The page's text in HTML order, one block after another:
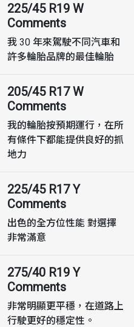
225/45 R19 W
Comments
我 30 年來駕駛不同汽車和
許多輪胎品牌的最佳輪胎
205/45 R17 W
Comments
我的輪胎按預期運行，在所
有條件下都能提供良好的抓
地力
225/45 R17 Y
Comments
出色的全方位性能 對選擇
非常滿意
275/40 R19 Y
Comments
非常明顯更平穩，在道路上
行駛更好的穩定性。